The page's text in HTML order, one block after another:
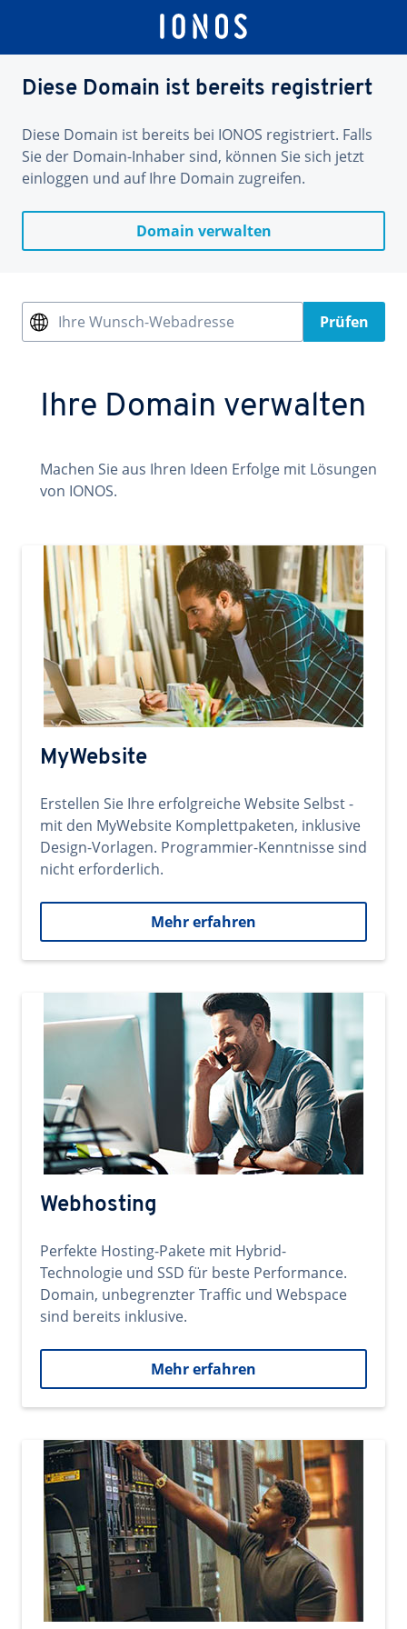
Diese Domain ist bereits registriert
Diese Domain ist bereits bei IONOS registriert. Falls
Sie der Domain-Inhaber sind, können Sie sich jetzt
einloggen und auf Ihre Domain zugreifen.
Domain verwalten
Ihre Wunsch-Webadresse Prüfen
Ihre Domain verwalten
Machen Sie aus Ihren Ideen Erfolge mit Lösungen
von IONOS.
MyWebsite
Erstellen Sie Ihre erfolgreiche Website Selbst -
mit den MyWebsite Komplettpaketen, inklusive
Design-Vorlagen. Programmier-Kenntnisse sind
nicht erforderlich.
Mehr erfahren
Webhosting
Perfekte Hosting-Pakete mit Hybrid-
Technologie und SSD für beste Performance.
Domain, unbegrenzter Traffic und Webspace
sind bereits inklusive.
Mehr erfahren